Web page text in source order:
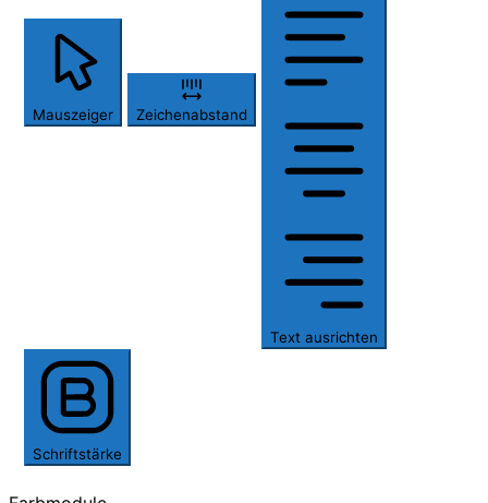
Mauszeiger Zeichenabstand
Text ausrichten
Schriftstärke